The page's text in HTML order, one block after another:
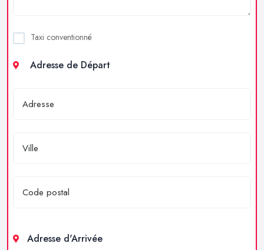
Taxi conventionné
Adresse de Départ
Adresse d'Arrivée